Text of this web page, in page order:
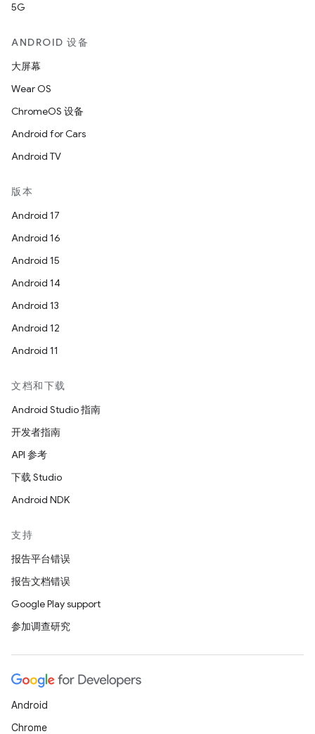
5G
ANDROID 设备
大屏幕
Wear OS
ChromeOS 设备
Android for Cars
Android TV
版本
Android 17
Android 16
Android 15
Android 14
Android 13
Android 12
Android 11
文档和下载
Android Studio 指南
开发者指南
API 参考
下载 Studio
Android NDK
支持
报告平台错误
报告文档错误
Google Play support
参加调查研究
Android
Chrome